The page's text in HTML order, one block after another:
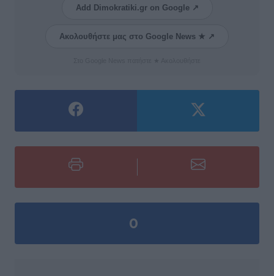
Add Dimokratiki.gr on Google ↗
Ακολουθήστε μας στο Google News ★ ↗
0